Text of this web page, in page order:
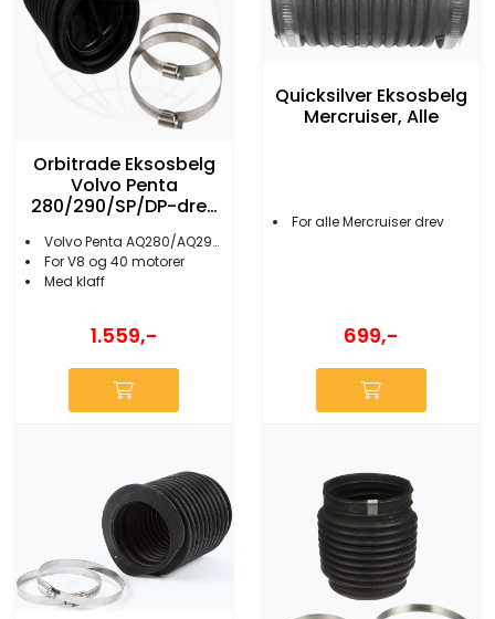
Orbitrade Eksosbelg
Volvo Penta
280/290/SP/DP-drev
Volvo Penta AQ280/AQ290/SP/DP
For V8 og 40 motorer
Med klaff
1.559,-
Quicksilver Eksosbelg
Mercruiser, Alle
For alle Mercruiser drev
699,-